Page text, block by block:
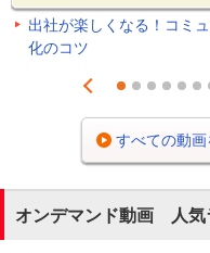
出社が楽しくなる！コミ
化のコツ
Prev
1 2 3 4 5 6
すべての動画
オンデマンド動画 人気